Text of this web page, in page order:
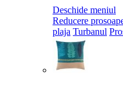
Deschide meniul
Reducere
plaja Turbanul